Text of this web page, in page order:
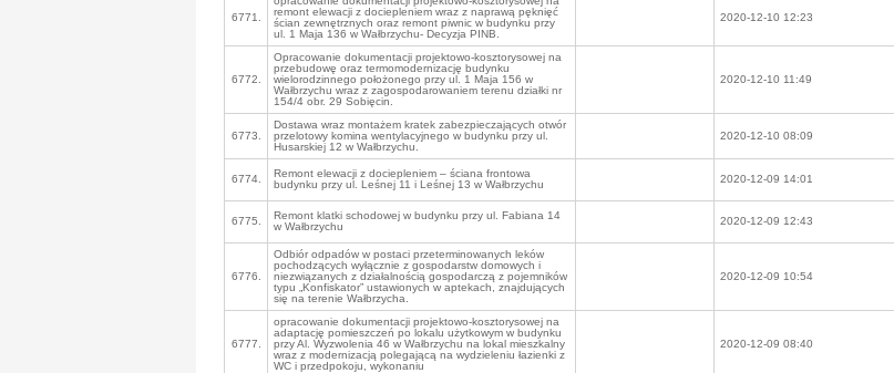
6771.
remont elewacji z dociepleniem wraz z naprawą pęknięć
ścian zewnętrznych oraz remont piwnic w budynku przy
ul. 1 Maja 136 w Wałbrzychu- Decyzja PINB.
2020-12-10 12:23
6772.
Opracowanie dokumentacji projektowo-kosztorysowej na
przebudowę oraz termomodernizację budynku
wielorodzinnego położonego przy ul. 1 Maja 156 w
Wałbrzychu wraz z zagospodarowaniem terenu działki nr
154/4 obr. 29 Sobięcin.
2020-12-10 11:49
6773.
Dostawa wraz montażem kratek zabezpieczających otwór
przelotowy komina wentylacyjnego w budynku przy ul.
Husarskiej 12 w Wałbrzychu.
2020-12-10 08:09
6774.
Remont elewacji z dociepleniem – ściana frontowa
budynku przy ul. Leśnej 11 i Leśnej 13 w Wałbrzychu
2020-12-09 14:01
6775.
Remont klatki schodowej w budynku przy ul. Fabiana 14
w Wałbrzychu
2020-12-09 12:43
6776.
Odbiór odpadów w postaci przeterminowanych leków
pochodzących wyłącznie z gospodarstw domowych i
niezwiązanych z działalnością gospodarczą z pojemników
typu „Konfiskator” ustawionych w aptekach, znajdujących
się na terenie Wałbrzycha.
2020-12-09 10:54
6777.
opracowanie dokumentacji projektowo-kosztorysowej na
adaptację pomieszczeń po lokalu użytkowym w budynku
przy Al. Wyzwolenia 46 w Wałbrzychu na lokal mieszkalny
wraz z modernizacją polegającą na wydzieleniu łazienki z
WC i przedpokoju, wykonaniu
2020-12-09 08:40